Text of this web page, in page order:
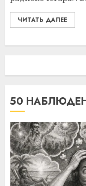
ЧИТАТЬ ДАЛЕЕ
50